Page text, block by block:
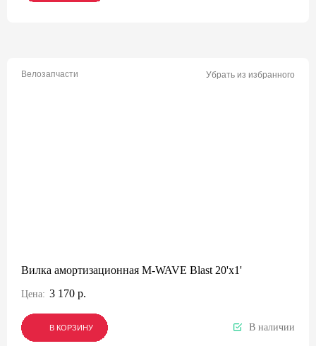
Велозапчасти Убрать из избранного
Вилка амортизационная M-WAVE Blast 20'х1'
Цена: 3 170 р.
В КОРЗИНУ
В КОРЗИНУ
В КОРЗИНУ В наличии